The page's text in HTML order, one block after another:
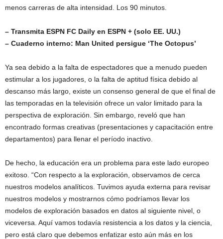
menos carreras de alta intensidad. Los 90 minutos.
– Transmita ESPN FC Daily en ESPN + (solo EE. UU.)
– Cuaderno interno: Man United persigue ‘The Octopus’
Ya sea debido a la falta de espectadores que a menudo pueden
estimular a los jugadores, o la falta de aptitud física debido al
descanso más largo, existe un consenso general de que el final de
las temporadas en la televisión ofrece un valor limitado para la
perspectiva de exploración. Sin embargo, reveló que han
encontrado formas creativas (presentaciones y capacitación entre
departamentos) para llenar el período inactivo.
De hecho, la educación era un problema para este lado europeo
exitoso. “Con respecto a la exploración, observamos de cerca
nuestros modelos analíticos. Tuvimos ayuda externa para revisar
nuestros modelos y mostrarnos cómo podríamos llevar los
modelos de exploración basados ​​en datos al siguiente nivel, o
viceversa. Aquí vamos todavía resistencia a los datos y la ciencia,
pero está claro que debemos enfatizar esto aún más en los